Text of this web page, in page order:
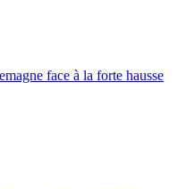
face à la forte hausse